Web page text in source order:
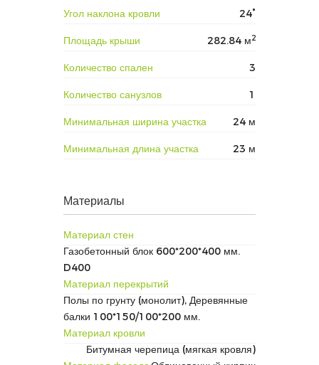
Угол наклона кровли
24°
Площадь крыши
282.84 м2
Количество спален
3
Количество санузлов
1
Минимальная ширина участка
24 м
Минимальная длина участка
23 м
Материалы
Материал стен
Газобетонный блок 600*200*400 мм.
D400
Материал перекрытий
Полы по грунту (монолит), Деревянные
балки 100*150/100*200 мм.
Материал кровли
Битумная черепица (мягкая кровля)